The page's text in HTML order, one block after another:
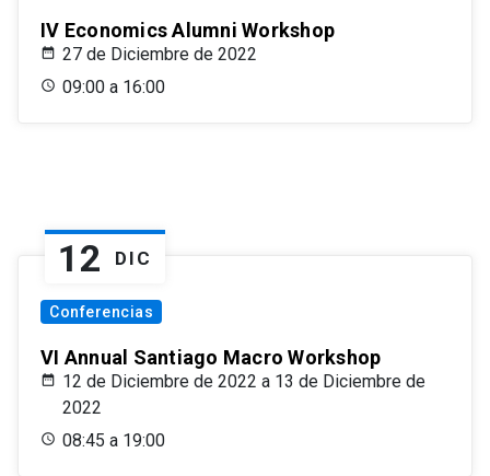
IV Economics Alumni Workshop
27 de Diciembre de 2022
09:00 a 16:00
12 DIC
Conferencias
VI Annual Santiago Macro Workshop
12 de Diciembre de 2022 a 13 de Diciembre de
2022
08:45 a 19:00